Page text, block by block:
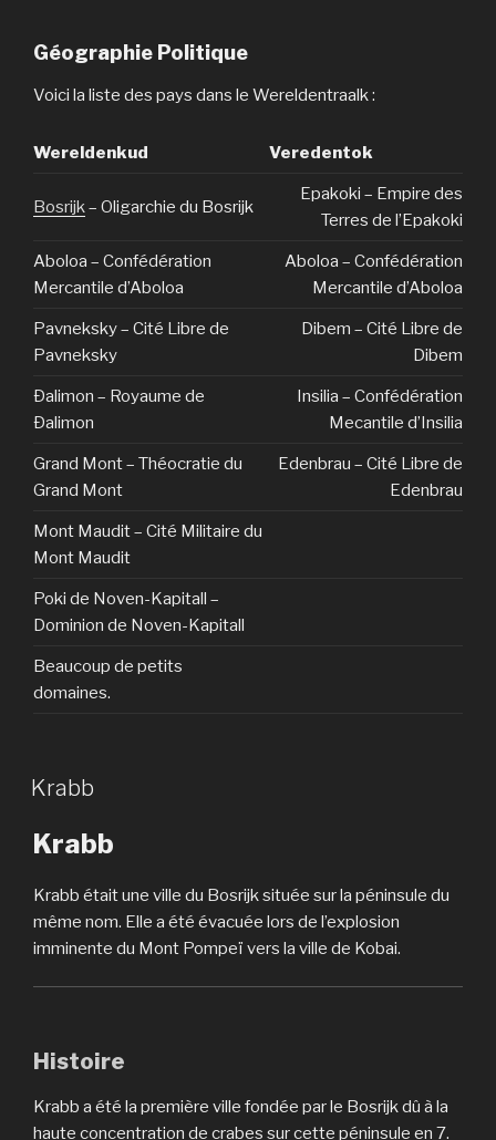
Géographie Politique
Voici la liste des pays dans le Wereldentraalk :
Wereldenkud Veredentok
Bosrijk– Oligarchie du Bosrijk
Epakoki – Empire des
Terres de l’Epakoki
Aboloa – Confédération
Mercantile d’Aboloa
Aboloa – Confédération
Mercantile d’Aboloa
Pavneksky – Cité Libre de
Pavneksky
Dibem – Cité Libre de
Dibem
Ðalimon – Royaume de
Ðalimon
Insilia – Confédération
Mecantile d’Insilia
Grand Mont – Théocratie du
Grand Mont
Edenbrau – Cité Libre de
Edenbrau
Mont Maudit – Cité Militaire du
Mont Maudit
Poki de Noven-Kapitall –
Dominion de Noven-Kapitall
Beaucoup de petits
domaines.
Krabb
Krabb
Krabb était une ville du Bosrijk située sur la péninsule du
même nom. Elle a été évacuée lors de l’explosion
imminente du Mont Pompeï vers la ville de Kobai.
Histoire
Krabb a été la première ville fondée par le Bosrijk dû à la
haute concentration de crabes sur cette péninsule en 7.